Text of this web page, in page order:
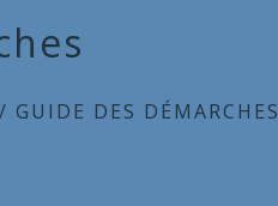
/GUIDE DES DÉMARCHES